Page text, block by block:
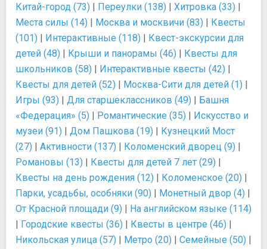
Китай-город (73) | Переулки (138) | Хитровка (33) |
Места силы (14) | Москва и москвичи (83) | Квесты
(101) | Интерактивные (118) | Квест-экскурсии для
детей (48) | Крыши и панорамы (46) | Квесты для
школьников (58) | Интерактивные квесты (42) |
Квесты для детей (52) | Москва-Сити для детей (1) |
Игры (93) | Для старшеклассников (49) | Башня
«Федерация» (5) | Романтические (35) | Искусство и
музеи (91) | Дом Пашкова (19) | Кузнецкий Мост
(27) | Активности (137) | Коломенский дворец (9) |
Романовы (13) | Квесты для детей 7 лет (29) |
Квесты на день рождения (12) | Коломенское (20) |
Парки, усадьбы, особняки (90) | Монетный двор (4) |
От Красной площади (9) | На английском языке (114)
| Городские квесты (36) | Квесты в центре (46) |
Никольская улица (57) | Метро (20) | Семейные (50) |